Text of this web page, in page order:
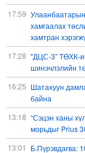
17:59 Улаанбаатарын
хамгаалах
хамтран
17:28 "ДЦС-3” ТӨХК-
шинэчлэлийн
16:25 Шатахуун
байна
13:18 “Сэцэн ханы
морьдыг Prius
13:01
Б.Пүрэвдагва: